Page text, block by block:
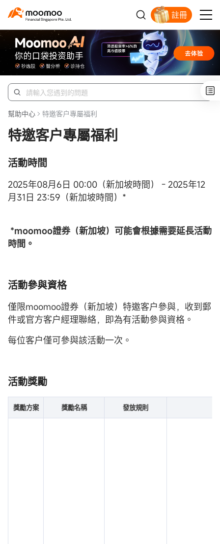
註冊
幫助中心 特邀客户專屬福利
特邀客户專屬福利
活動時間
2025年08月6日 00:00（新加坡時間） - 2025年12
月31日 23:59（新加坡時間）*
*moomoo證券（新加坡） 可能會根據需要延長活動
時間。
活動參與資格
僅限moomoo證券（新加坡）特邀客户參與，收到郵
件或官方客户經理聯絡，即為有活動參與資格。
每位客户僅可參與該活動一次。
活動獎勵
獎勵方案 獎勵名稱 發放規則